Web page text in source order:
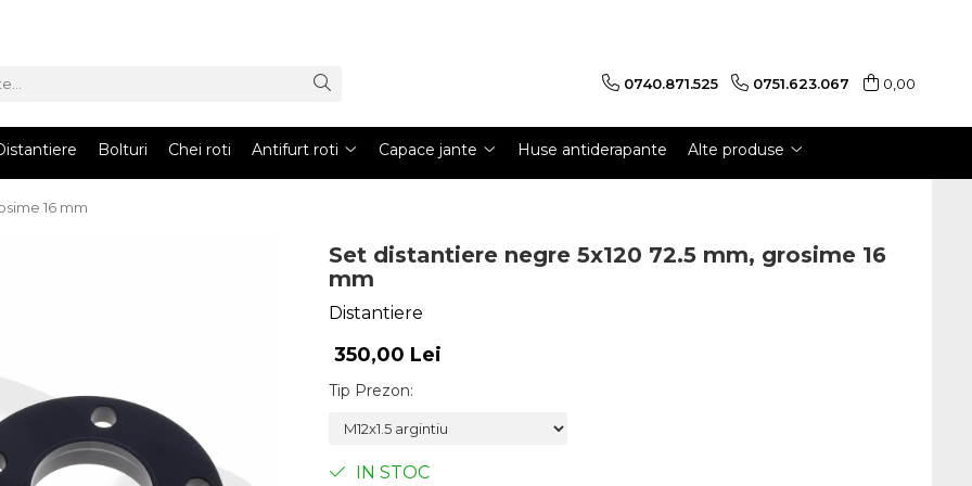
0740.871.525 0751.623.067 0,00
Bolturi Chei roti Antifurt roti Capace jante Huse antiderapante Alte produse
16 mm
Set distantiere negre 5x120 72.5 mm, grosime 16
mm
Distantiere
350,00 Lei
Tip Prezon:
IN STOC